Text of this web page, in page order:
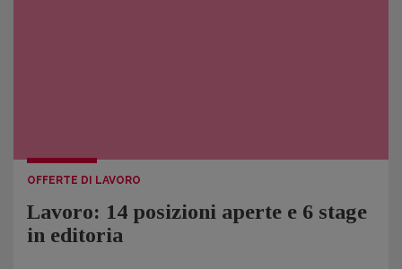
OFFERTE DI LAVORO
Lavoro: 14 posizioni aperte e 6 stage
in editoria